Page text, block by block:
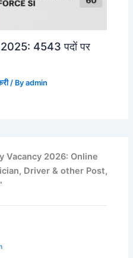
4543 पदों पर
/ Byadmin
Vacancy 2026: Online
Driver & other Post,